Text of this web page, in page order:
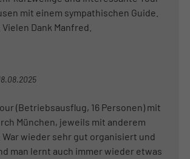
mit einem sympathischen Guide.
Dank Manfred.
(Betriebsausflug, 16 Personen) mit
München, jeweils mit anderem
wieder sehr gut organisiert und
man lernt auch immer wieder etwas